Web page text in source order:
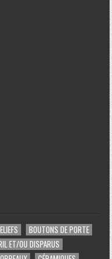
BOUTONS DE PORTE
ET/OU DISPARUS